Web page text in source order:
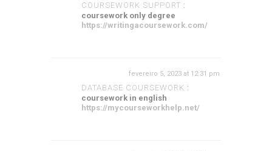
COURSEWORK SUPPORT :
coursework only degree
https://writingacoursework.com/
DATABASE COURSEWORK :
fevereiro 5, 2023 at 12:31 pm
coursework in english
https://mycourseworkhelp.net/